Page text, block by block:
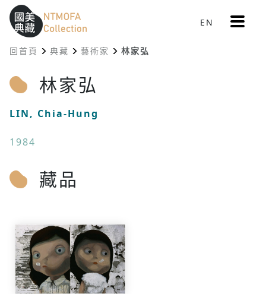
跳到中間主要內容區
網站導覽
::: EN 更
多
:::
回首頁 典藏 藝術家 林家弘
林家弘
LIN, Chia-Hung
1984
藏品